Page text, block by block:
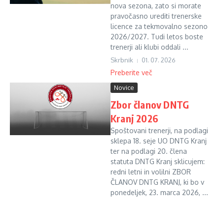
nova sezona, zato si morate
pravočasno urediti trenerske
licence za tekmovalno sezono
2026/2027. Tudi letos boste
trenerji ali klubi oddali ...
Skrbnik 01. 07. 2026
Preberite več
Novice
Zbor članov DNTG
Kranj 2026
Spoštovani trenerji, na podlagi
sklepa 18. seje UO DNTG Kranj
ter na podlagi 20. člena
statuta DNTG Kranj sklicujem:
redni letni in volilni ZBOR
ČLANOV DNTG KRANJ, ki bo v
ponedeljek, 23. marca 2026, ...